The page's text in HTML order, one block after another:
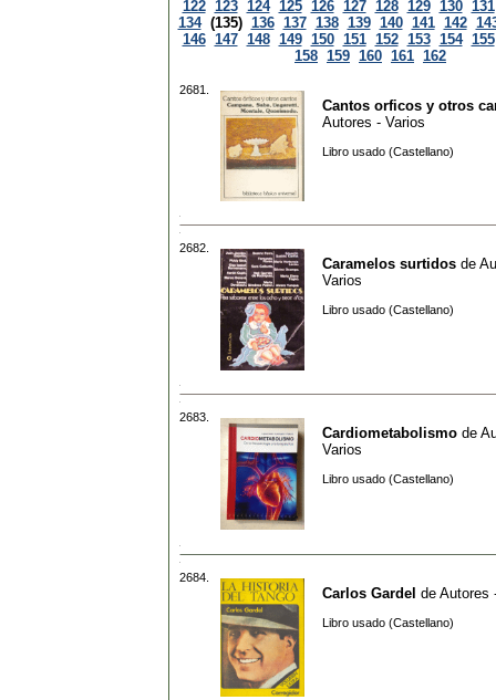
122 123 124 125 126 127 128 129 130 131
134 (135) 136 137 138 139 140 141 142
146 147 148 149 150 151 152 153 154 155
158 159 160 161 162
2681.
Cantos orficos y otros
Autores - Varios
Libro usado (Castellano)
2682.
Caramelos surtidos de
Varios
Libro usado (Castellano)
2683.
Cardiometabolismo de
Varios
Libro usado (Castellano)
2684.
Carlos Gardel de Autores
Libro usado (Castellano)